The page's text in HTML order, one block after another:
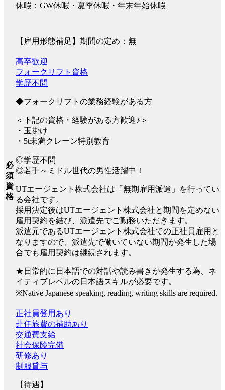
休暇：GW休暇・夏季休暇・年末年始休暇
【雇用形態補足】期間の定め：無
必
須
資
格
高卒歓迎
フォークリフト資格
学歴不問
◆フォークリフトの業務経験がある方
＜下記の資格・経験がある方歓迎♪＞
・玉掛け
・5t未満クレーン特別教育
◎学歴不問
◎若手～ミドル世代の男性活躍中！
UTエージェント株式会社は「無期雇用派遣」を行ってい
る会社です。
採用決定後はUTエージェント株式会社と期間を定めない
雇用契約を結び、派遣先でご勤務いただきます。
派遣元であるUTエージェント株式会社での正社員雇用と
なりますので、派遣先で働いていない期間が発生した場
合でも雇用契約は継続されます。
★日常的に日本語での対話や読み書きが発生する為、ネ
イティブレベルの日本語スキルが必要です。
※Native Japanese speaking, reading, writing skills are required.
正社員登用あり
赴任旅費の補助あり
交通費支給
社会保険完備
研修あり
制服貸与
【待遇】